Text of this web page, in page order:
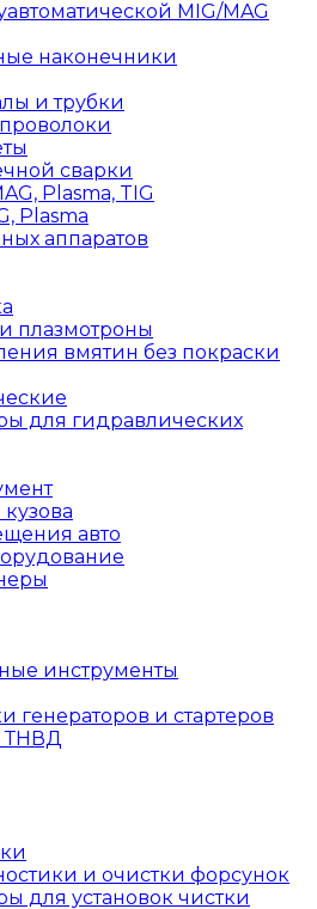
MIG/MAG
наконечники
и трубки
сварки
Plasma, TIG
Plasma
аппаратов
плазмотроны
вмятин без покраски
для гидравлических
авто
инструменты
генераторов и стартеров
ТНВД
и очистки форсунок
для установок чистки